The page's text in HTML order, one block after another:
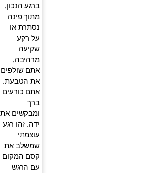
ברגע הנכון,
מתוך פינה
נסתרת או
על רקע
שקיעה
מרהיבה,
אתם שולפים
את הטבעת.
אתם כורעים
ברך
ומבקשים את
ידה. זהו רגע
עוצמתי
שמשלב את
קסם המקום
עם הרגש